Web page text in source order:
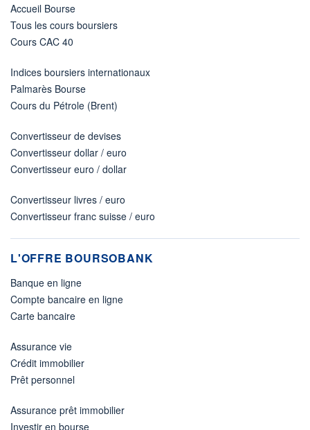
Accueil Bourse
Tous les cours boursiers
Cours CAC 40
Indices boursiers internationaux
Palmarès Bourse
Cours du Pétrole (Brent)
Convertisseur de devises
Convertisseur dollar / euro
Convertisseur euro / dollar
Convertisseur livres / euro
Convertisseur franc suisse / euro
L'OFFRE BOURSOBANK
Banque en ligne
Compte bancaire en ligne
Carte bancaire
Assurance vie
Crédit immobilier
Prêt personnel
Assurance prêt immobilier
Investir en bourse